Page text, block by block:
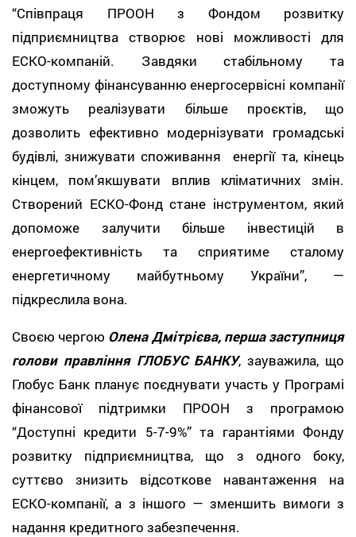
“Співпраця ПРООН з Фондом розвитку
підприємництва створює нові можливості для
ЕСКО-компаній. Завдяки стабільному та
доступному фінансуванню енергосервісні компанії
зможуть реалізувати більше проєктів, що
дозволить ефективно модернізувати громадські
будівлі, знижувати споживання енергії та, кінець
кінцем, помʼякшувати вплив кліматичних змін.
Створений ЕСКО-Фонд стане інструментом, який
допоможе залучити більше інвестицій в
енергоефективність та сприятиме сталому
енергетичному майбутньому України”, —
підкреслила вона.
Своєю чергою Олена Дмітрієва, перша заступниця
голови правління ГЛОБУС БАНКУ, зауважила, що
Глобус Банк планує поєднувати участь у Програмі
фінансової підтримки ПРООН з програмою
“Доступні кредити 5-7-9%” та гарантіями Фонду
розвитку підприємництва, що з одного боку,
суттєво знизить відсоткове навантаження на
ЕСКО-компанії, а з іншого — зменшить вимоги з
надання кредитного забезпечення.